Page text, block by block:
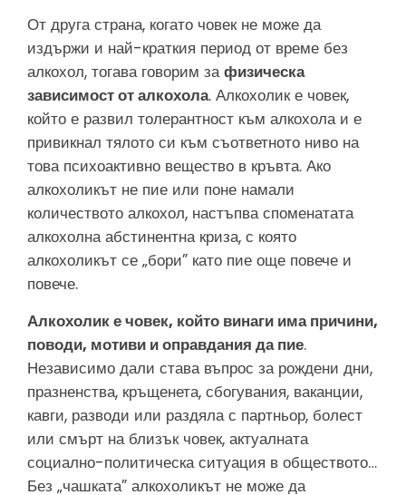
От друга страна, когато човек не може да
издържи и най-краткия период от време без
алкохол, тогава говорим зафизическа
зависимост от алкохола. Алкохолик е човек,
който е развил толерантност към алкохола и е
привикнал тялото си към съответното ниво на
това психоактивно вещество в кръвта. Ако
алкохоликът не пие или поне намали
количеството алкохол, настъпва споменатата
алкохолна абстинентна криза, с която
алкохоликът се „бори” като пие още повече и
повече.
Алкохолик е човек, който винаги има причини,
поводи, мотиви и оправдания да пие.
Независимо дали става въпрос за рождени дни,
празненства, кръщенета, сбогувания, ваканции,
кавги, разводи или раздяла с партньор, болест
или смърт на близък човек, актуалната
социално-политическа ситуация в обществото…
Без „чашката” алкохоликът не може да